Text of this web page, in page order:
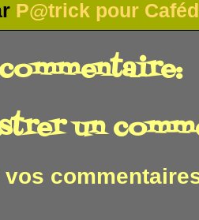
P@trick pour
un
vos